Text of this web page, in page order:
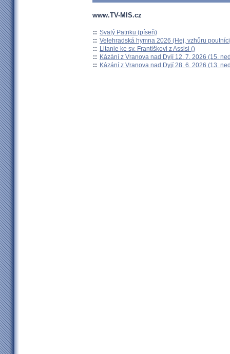
www.TV-MIS.cz
:: Svatý Patriku (píseň)
:: Velehradská hymna 2026 (Hej, vzhůru
:: Litanie ke sv. Františkovi z Assisi ()
:: Kázání z Vranova nad Dyjí 12. 7. 2026 (15.
:: Kázání z Vranova nad Dyjí 28. 6. 2026 (13.